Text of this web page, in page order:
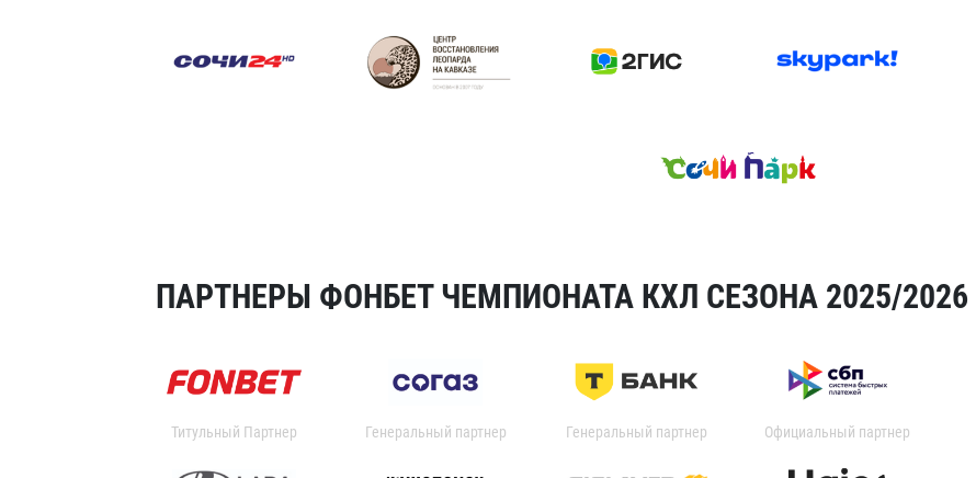
ПАРТНЕРЫ ФОНБЕТ ЧЕМПИОНАТА КХЛ СЕЗОНА 2025/2026
Титульный Партнер Генеральный партнер Генеральный партнер Официальный партнер